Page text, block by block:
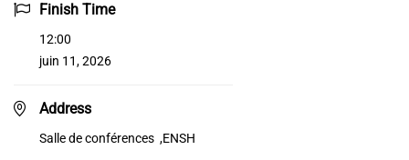
Finish Time
12:00
juin 11, 2026
Address
Salle de conférences ,ENSH